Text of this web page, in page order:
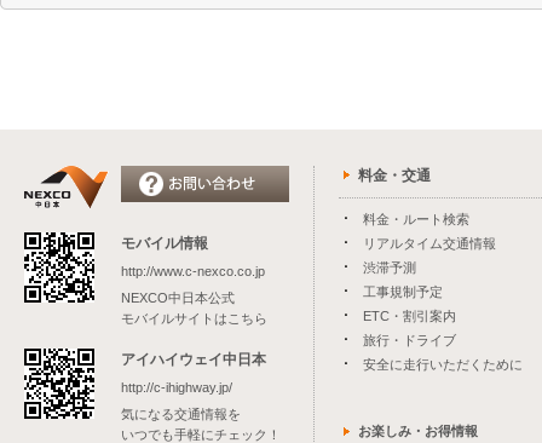
モバイル情報
http://www.c-nexco.co.jp
NEXCO中日本公式
モバイルサイトはこちら
アイハイウェイ中日本
http://c-ihighway.jp/
気になる交通情報を
いつでも手軽にチェック！
料金・交通
料金・ルート検索
リアルタイム交通情報
渋滞予測
工事規制予定
ETC・割引案内
旅行・ドライブ
安全に走行いただくために
お楽しみ・お得情報